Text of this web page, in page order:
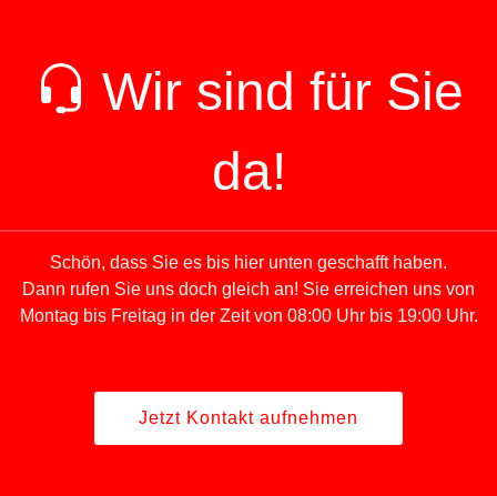
Wir sind für Sie
da!
Schön, dass Sie es bis hier unten geschafft haben.
Dann rufen Sie uns doch gleich an! Sie erreichen uns von
Montag bis Freitag in der Zeit von 08:00 Uhr bis 19:00 Uhr.
Jetzt Kontakt aufnehmen